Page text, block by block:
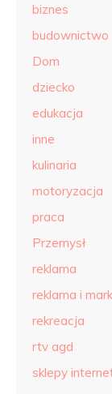
biznes
budownictwo
Dom
dziecko
edukacja
inne
kulinaria
motoryzacja
praca
Przemysł
reklama
reklama i
rekreacja
rtv agd
sklepy